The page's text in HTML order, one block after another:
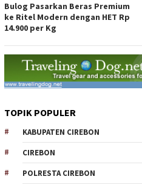
Bulog Pasarkan Beras Premium
ke Ritel Modern dengan HET Rp
14.900 per Kg
TOPIK POPULER
KABUPATEN CIREBON
CIREBON
POLRESTA CIREBON